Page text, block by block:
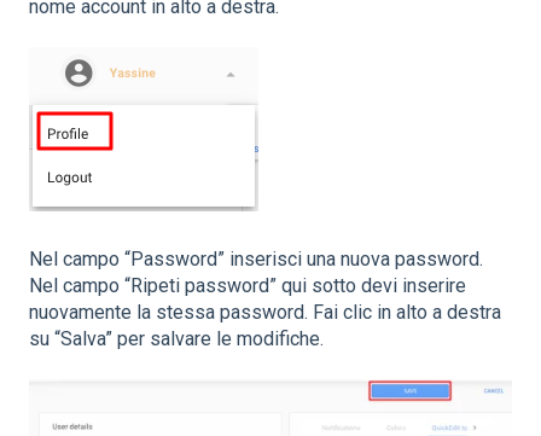
nome account in alto a destra.
Nel campo “Password” inserisci una nuova password.
Nel campo “Ripeti password” qui sotto devi inserire
nuovamente la stessa password. Fai clic in alto a destra
su “Salva” per salvare le modifiche.